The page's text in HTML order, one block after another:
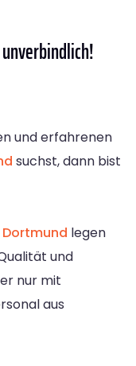
und erfahrenen
suchst, dann bist
legen
und
nur mit
aus